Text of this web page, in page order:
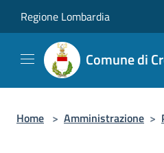
Regione Lombardia
Comune di
Home > Amministrazione >